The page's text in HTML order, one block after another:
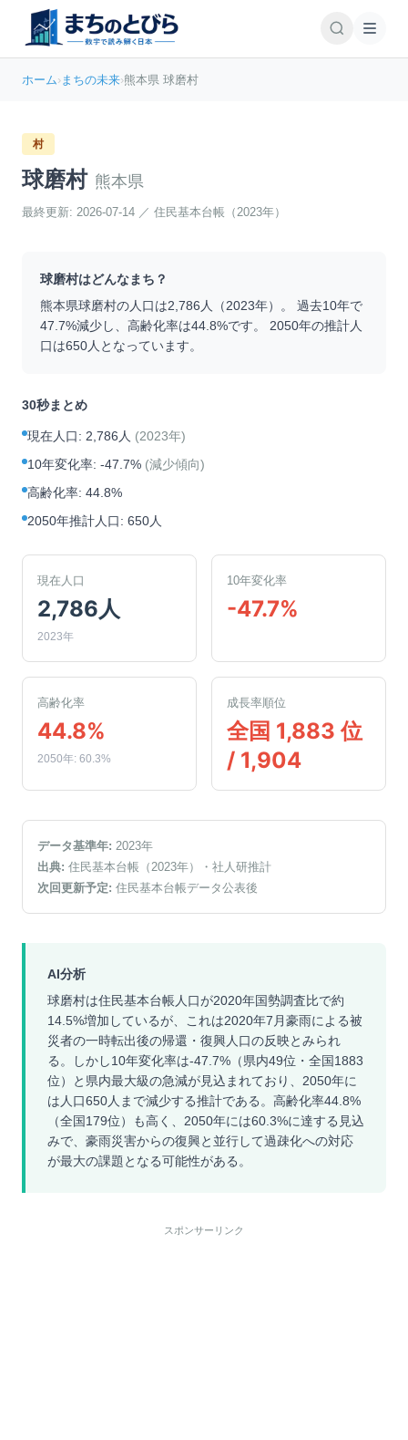
ホーム›まちの未来›熊本県 球磨村
村
球磨村 熊本県
最終更新: 2026-07-14 ／ 住民基本台帳（2023年）
球磨村はどんなまち？
熊本県球磨村の人口は2,786 人（2023年）。 過去10年で
47.7%減少し、高齢化率は44.8%です。 2050年の推計人
口は650人となっています。
30秒まとめ
現在人口: 2,786人 (2023年)
10年変化率: -47.7% (減少傾向)
高齢化率: 44.8%
2050年推計人口: 650人
現在人口
2,786人
2023年
10年変化率
-47.7%
高齢化率
44.8%
2050年: 60.3%
成長率順位
全国 1,883 位
/ 1,904
データ基準年: 2023年
出典: 住民基本台帳（2023年）
・社人研推計
次回更新予定: 住民基本台帳データ公表後
AI分析
球磨村は住民基本台帳人口が2020年国勢調査比で約
14.5%増加しているが、これは2020年7月豪雨による被
災者の一時転出後の帰還・復興人口の反映とみられ
る。しかし10年変化率は-47.7%（県内49位・全国1883
位）と県内最大級の急減が見込まれており、2050年に
は人口650人まで減少する推計である。高齢化率44.8%
（全国179位）も高く、2050年には60.3%に達する見込
みで、豪雨災害からの復興と並行して過疎化への対応
が最大の課題となる可能性がある。
スポンサーリンク